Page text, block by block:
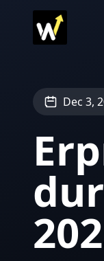
Dec 3,